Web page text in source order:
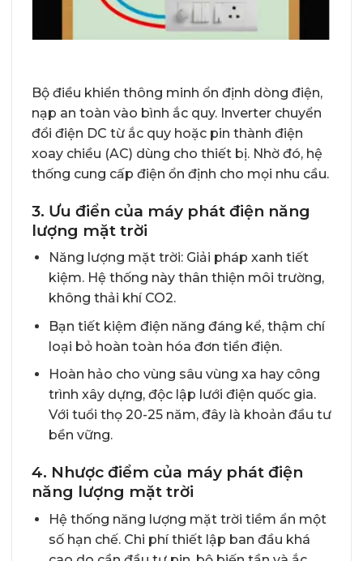
Bộ điều khiển thông minh ổn định dòng điện,
nạp an toàn vào bình ắc quy. Inverter chuyển
đổi điện DC từ ắc quy hoặc pin thành điện
xoay chiều (AC) dùng cho thiết bị. Nhờ đó, hệ
thống cung cấp điện ổn định cho mọi nhu cầu.
3. Ưu điển của máy phát điện năng
lượng mặt trời
Năng lượng mặt trời: Giải pháp xanh tiết
kiệm. Hệ thống này thân thiện môi trường,
không thải khí CO2.
Bạn tiết kiệm điện năng đáng kể, thậm chí
loại bỏ hoàn toàn hóa đơn tiền điện.
Hoàn hảo cho vùng sâu vùng xa hay công
trình xây dựng, độc lập lưới điện quốc gia.
Với tuổi thọ 20-25 năm, đây là khoản đầu tư
bền vững.
4. Nhược điểm của máy phát điện
năng lượng mặt trời
Hệ thống năng lượng mặt trời tiềm ẩn một
số hạn chế. Chi phí thiết lập ban đầu khá